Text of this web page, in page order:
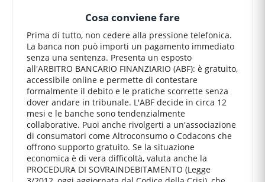
Cosa conviene fare
Prima di tutto, non cedere alla pressione telefonica.
La banca non può importi un pagamento immediato
senza una sentenza. Presenta un esposto
all'ARBITRO BANCARIO FINANZIARIO (ABF): è gratuito,
accessibile online e permette di contestare
formalmente il debito e le pratiche scorrette senza
dover andare in tribunale. L'ABF decide in circa 12
mesi e le banche sono tendenzialmente
collaborative. Puoi anche rivolgerti a un'associazione
di consumatori come Altroconsumo o Codacons che
offrono supporto gratuito. Se la situazione
economica è di vera difficoltà, valuta anche la
PROCEDURA DI SOVRAINDEBITAMENTO (Legge